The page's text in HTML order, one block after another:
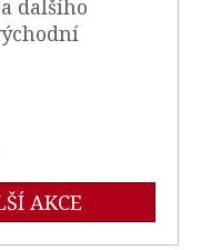
dalšího
AKCE